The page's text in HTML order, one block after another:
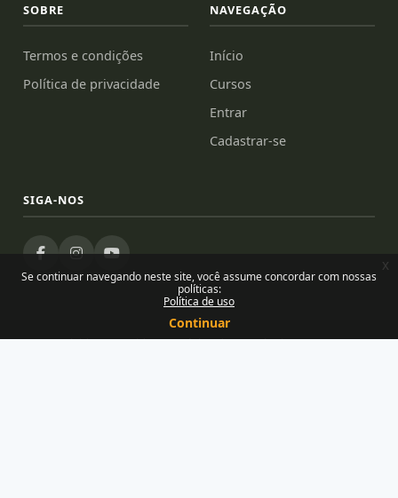
Se continuar navegando neste site, você assume concordar com nossas
políticas:
Política de uso
Continuar
x
SOBRE
Termos e condições
Política de privacidade
NAVEGAÇÃO
Início
Cursos
Entrar
Cadastrar-se
SIGA-NOS
Desenvolvido e mantido por Núcleo de Tecnologias para